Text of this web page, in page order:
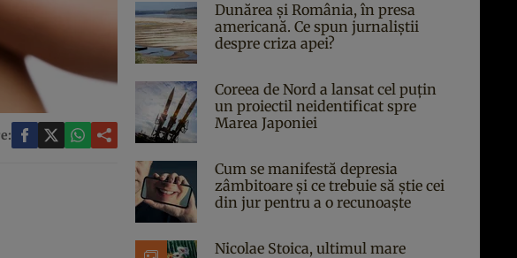
Dunărea și România, în presa
americană. Ce spun jurnaliștii
despre criza apei?
Coreea de Nord a lansat cel puțin
un proiectil neidentificat spre
Marea Japoniei
Cum se manifestă depresia
zâmbitoare și ce trebuie să știe cei
din jur pentru a o recunoaște
Nicolae Stoica, ultimul mare